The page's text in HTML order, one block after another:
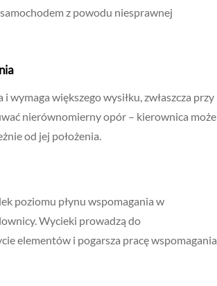
z powodu niesprawnej
wymaga większego wysiłku, zwłaszcza przy
nierównomierny opór – kierownica może
od jej położenia.
poziomu płynu wspomagania w
Wycieki prowadzą do
elementów i pogarsza pracę wspomagania.